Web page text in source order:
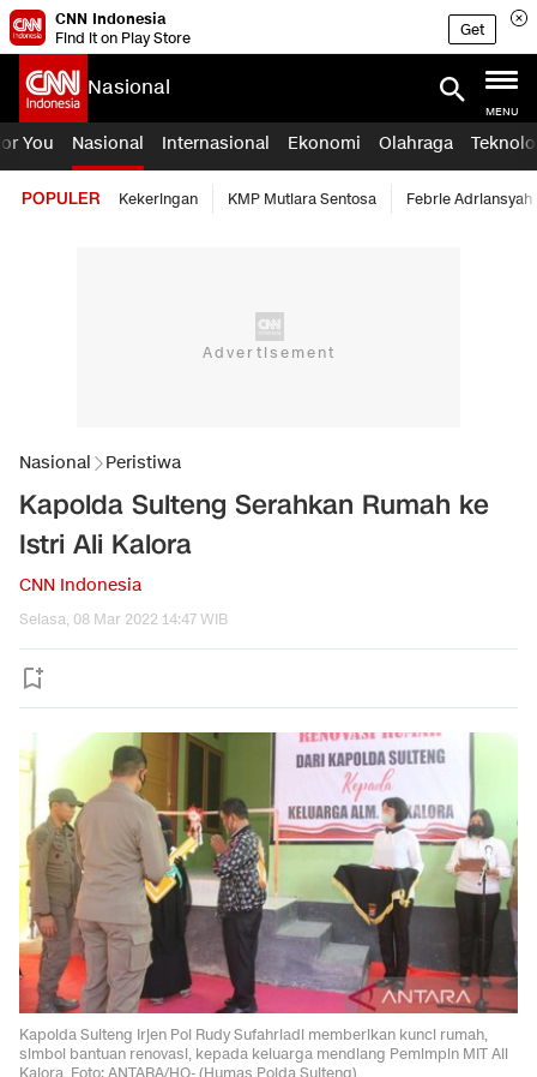
CNN Indonesia
Find it on Play Store
Get
Nasional
MENU
You Nasional Internasional Ekonomi Olahraga
POPULER Kekeringan KMP Mutiara Sentosa Febrie Adriansyah
Nasional Peristiwa
Kapolda Sulteng Serahkan Rumah ke
Istri Ali Kalora
CNN Indonesia
Selasa, 08 Mar 2022 14:47 WIB
Kapolda Sulteng Irjen Pol Rudy Sufahriadi memberikan kunci rumah,
simbol bantuan renovasi, kepada keluarga mendiang Pemimpin MIT Ali
Kalora. Foto: ANTARA/HO- (Humas Polda Sulteng)